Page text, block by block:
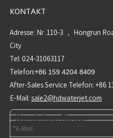
KONTAKT
Adresse: Nr .110-3 ， Hongrun
City
Tel: 024-31063117
Telefon:+86 159 4204 8409
After-Sales Service Telefon: +86
E-Mail: sale2@hdwaterjet.com
Kontaktieren Sie uns